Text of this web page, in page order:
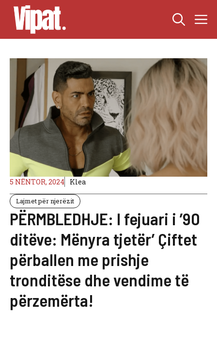
Skip
content
5 NËNTOR, 2024 Klea
Lajmet për njerëzit
PËRMBLEDHJE: I fejuari i ’90
ditëve: Mënyra tjetër’ Çiftet
përballen me prishje
tronditëse dhe vendime të
përzemërta!